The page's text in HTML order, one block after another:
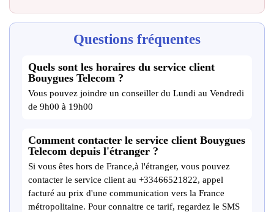
Questions fréquentes
Quels sont les horaires du service client
Bouygues Telecom ?
Vous pouvez joindre un conseiller du Lundi au Vendredi
de 9h00 à 19h00
Comment contacter le service client Bouygues
Telecom depuis l'étranger ?
Si vous êtes hors de France,à l'étranger, vous pouvez
contacter le service client au +33466521822, appel
facturé au prix d'une communication vers la France
métropolitaine. Pour connaitre ce tarif, regardez le SMS